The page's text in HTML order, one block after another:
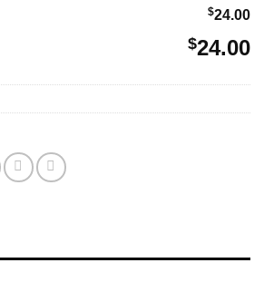
$24.00
$24.00